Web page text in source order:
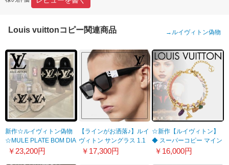
Louis vuittonコピー関連商品 → ルイヴィトン偽物
新作☆ルイヴィトン偽物
☆MULE PLATE BOM DIA
サンダル もこもこ
￥23,200円
【ラインがお洒落♪】ルイ
ヴィトン サングラス 1.1
ミリオネア Z1689E
￥17,300円
☆新作【ルイヴィトン】
◆ スーパーコピー マイン
ドフルチャームブレスレ
￥16,000円